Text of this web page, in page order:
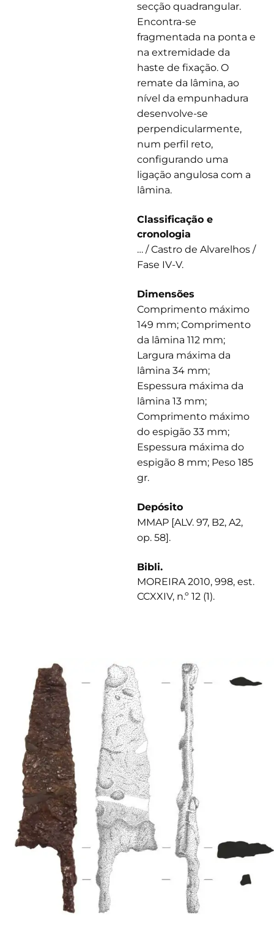
secção quadrangular.
Encontra-se
fragmentada na ponta e
na extremidade da
haste de fixação. O
remate da lâmina, ao
nível da empunhadura
desenvolve-se
perpendicularmente,
num perfil reto,
configurando uma
ligação angulosa com a
lâmina.
Classificação e
cronologia
… / Castro de Alvarelhos /
Fase IV-V.
Dimensões
Comprimento máximo
149 mm; Comprimento
da lâmina 112 mm;
Largura máxima da
lâmina 34 mm;
Espessura máxima da
lâmina 13 mm;
Comprimento máximo
do espigão 33 mm;
Espessura máxima do
espigão 8 mm; Peso 185
gr.
Depósito
MMAP [ALV. 97, B2, A2,
op. 58].
Bibli.
MOREIRA 2010, 998, est.
CCXXIV, n.º 12 (1).